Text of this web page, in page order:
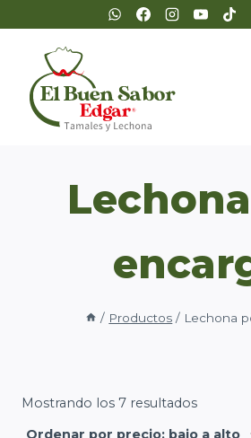
al
contenido
/ Productos / Lechona
Mostrando los 7 resultados
por